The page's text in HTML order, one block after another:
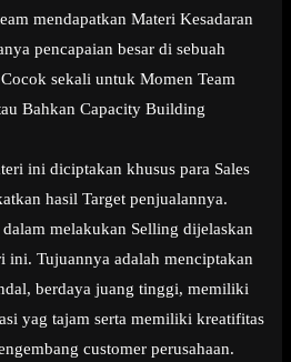
mendapatkan Materi Kesadaran
pencapaian besar di sebuah
sekali untuk Momen Team
Bahkan Capacity Building
ini diciptakan khusus para Sales
hasil Target penjualannya.
melakukan Selling dijelaskan
ini. Tujuannya adalah menciptakan
berdaya juang tinggi, memiliki
yag tajam serta memiliki kreatifitas
customer perusahaan.